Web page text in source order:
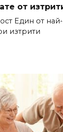
от
Един от най-
изтрити